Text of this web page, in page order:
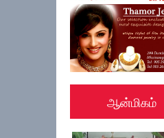
ஆன்மிகம்